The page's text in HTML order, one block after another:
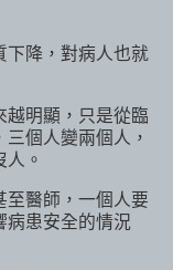
下降，對病人也就
越明顯，只是從臨
個人變兩個人，
。
至醫師，一個人要
病患安全的情況